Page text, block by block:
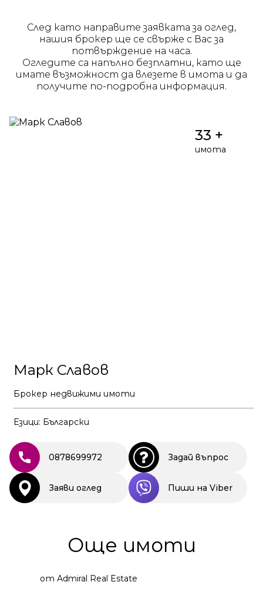
След като направите заявката за оглед,
нашия брокер ще се свърже с Вас за
потвърждение на часа.
Огледите са напълно безплатни, като ще
имате възможност да влезете в имота и да
получите по-подробна информация.
33 +
имота
Марк Славов
Брокер недвижими имоти
Езици: Български
0878699972 Задай въпрос
Заяви оглед Пиши на Viber
Още имоти
от Admiral Real Estate